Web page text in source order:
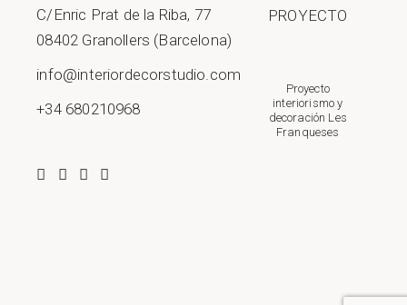
C/Enric Prat de la Riba, 77
08402 Granollers (Barcelona)
info@interiordecorstudio.com
+34 680210968
PROYECTO
Proyecto
interiorismo y
decoración Les
Franqueses